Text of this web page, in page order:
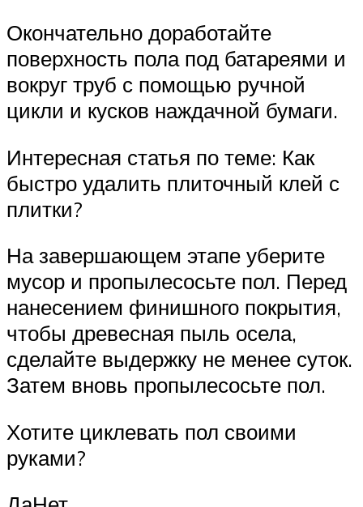
Окончательно доработайте
поверхность пола под батареями и
вокруг труб с помощью ручной
цикли и кусков наждачной бумаги.
Интересная статья по теме: Как
быстро удалить плиточный клей с
плитки?
На завершающем этапе уберите
мусор и пропылесосьте пол. Перед
нанесением финишного покрытия,
чтобы древесная пыль осела,
сделайте выдержку не менее суток.
Затем вновь пропылесосьте пол.
Хотите циклевать пол своими
руками?